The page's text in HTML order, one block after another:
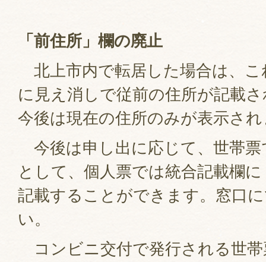
「前住所」欄の廃止
北上市内で転居した場合は、
に見え消しで従前の住所が記載
今後は現在の住所のみが表示さ
今後は申し出に応じて、世帯票
として、個人票では統合記載欄
記載することができます。窓口
い。
コンビニ交付で発行される世